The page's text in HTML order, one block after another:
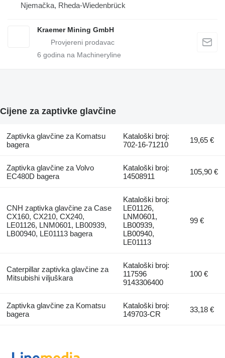
Njemačka, Rheda-Wiedenbrück
Kraemer Mining GmbH
6 godina na Machineryline
Cijene za zaptivke glavčine
Zaptivka glavčine za Komatsu
bagera
Kataloški broj:
702-16-71210
19,65 €
Zaptivka glavčine za Volvo
EC480D bagera
Kataloški broj:
14508911
105,90 €
CNH zaptivka glavčine za Case
CX160, CX210, CX240,
LE01126, LNM0601, LB00939,
LB00940, LE01113 bagera
Kataloški broj:
LE01126,
LNM0601,
LB00939,
LB00940,
LE01113
99 €
Caterpillar zaptivka glavčine za
Mitsubishi viljuškara
Kataloški broj:
117596
9143306400
100 €
Zaptivka glavčine za Komatsu
bagera
Kataloški broj:
149703-CR
33,18 €